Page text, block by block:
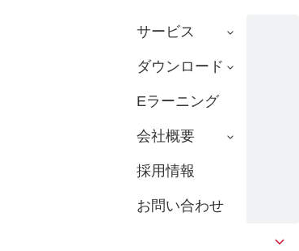
サービス
ダウンロード
Eラーニング
会社概要
採用情報
お問い合わせ